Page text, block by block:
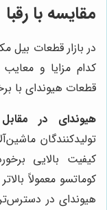
مقایسه با رقبا
در بازار قطعات بیل
کدام مزایا و
قطعات هیوندای با
هیوندای در
تولیدکنندگان
کیفیت بالایی
کوماتسو معمولاً
هیوندای در